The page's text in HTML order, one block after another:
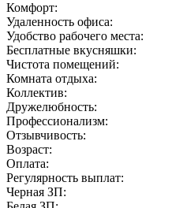
Комфорт:
Удаленность офиса:
Удобство рабочего места:
Бесплатные вкусняшки:
Чистота помещений:
Комната отдыха:
Коллектив:
Дружелюбность:
Профессионализм:
Отзывчивость:
Возраст:
Оплата:
Регулярность выплат:
Черная ЗП: